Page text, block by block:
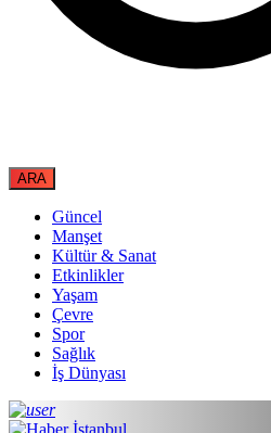
Güncel
Manşet
Kültür & Sanat
Etkinlikler
Yaşam
Çevre
Spor
Sağlık
İş Dünyası